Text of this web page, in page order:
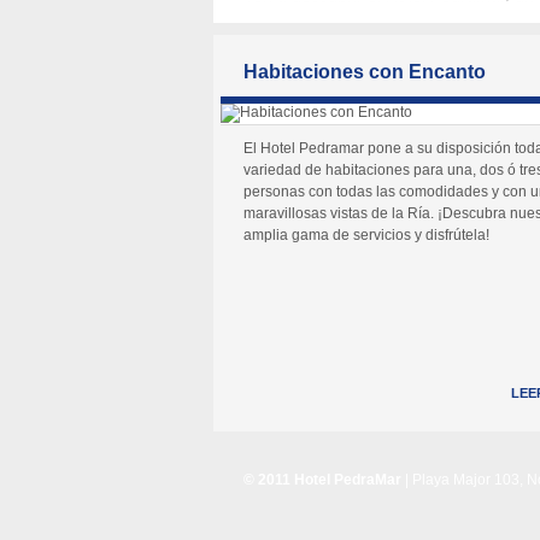
Habitaciones con Encanto
El Hotel Pedramar pone a su disposición
variedad de habitaciones para una, dos ó
personas con todas las comodidades y con
maravillosas vistas de la Ría. ¡Descubra
amplia gama de servicios y disfrútela!